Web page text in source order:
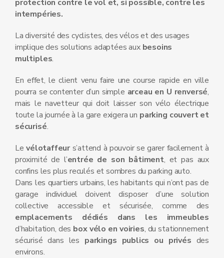
protection contre le vol et, si possible, contre les
intempéries.
La diversité des cyclistes, des vélos et des usages
implique des solutions adaptées aux besoins
multiples.
En effet, le client venu faire une course rapide en ville
pourra se contenter d’un simple arceau en U renversé,
mais le navetteur qui doit laisser son vélo électrique
toute la journée à la gare exigera un parking couvert et
sécurisé.
Levélotaffeur s’attend à pouvoir se garer facilement à
proximité de l’entrée de son bâtiment, et pas aux
confins les plus reculés et sombres du parking auto.
Dans les quartiers urbains, les habitants qui n’ont pas de
garage individuel doivent disposer d’une solution
collective accessible et sécurisée, comme des
emplacements dédiés dans les immeubles
d’habitation, des box vélo en voiries, du stationnement
sécurisé dans les parkings publics ou privés des
environs.